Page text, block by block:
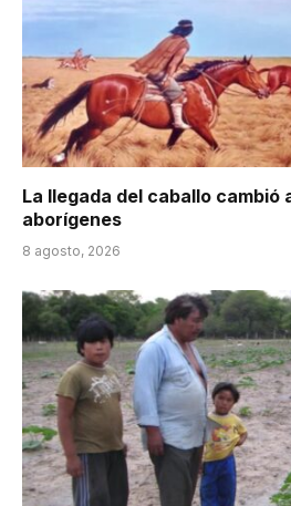
La llegada del caballo cambió
aborígenes
8 agosto, 2026